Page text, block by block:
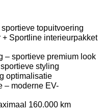
topuitvoering
Sportline interieurpakket
– sportieve premium look
styling
optimalisatie
– moderne EV-
160.000 km